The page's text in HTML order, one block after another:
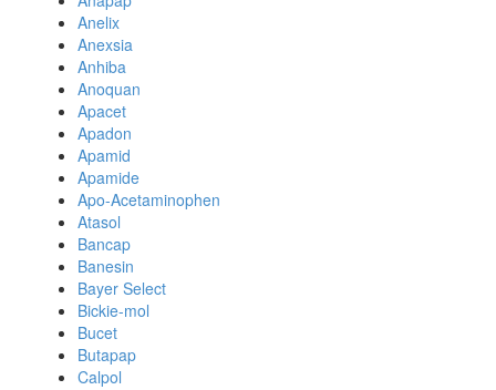
Anelix
Anexsia
Anhiba
Anoquan
Apacet
Apadon
Apamid
Apamide
Apo-Acetaminophen
Atasol
Bancap
Banesin
Bayer Select
Bickie-mol
Bucet
Butapap
Calpol